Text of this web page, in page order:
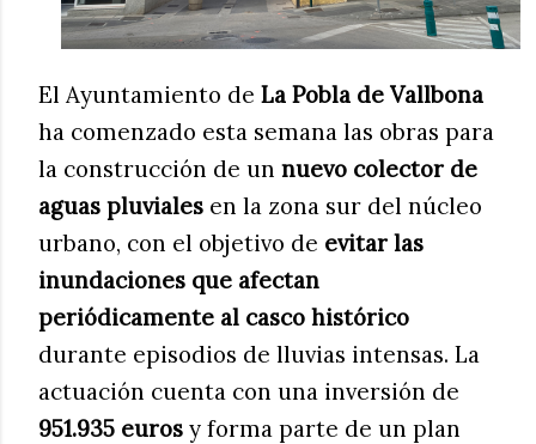
El Ayuntamiento de La Pobla de Vallbona
ha comenzado esta semana las obras para
la construcción de un nuevo colector de
aguas pluviales en la zona sur del núcleo
urbano, con el objetivo de evitar las
inundaciones que afectan
periódicamente al casco histórico
durante episodios de lluvias intensas. La
actuación cuenta con una inversión de
951.935 euros y forma parte de un plan